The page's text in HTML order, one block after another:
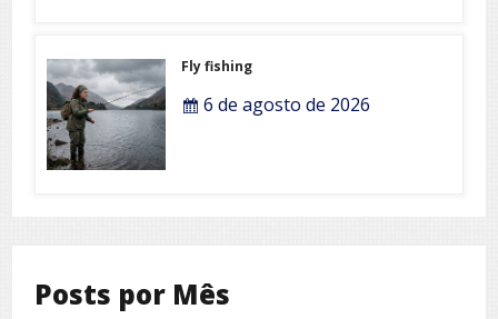
Fly fishing
6 de agosto de 2026
Posts por Mês